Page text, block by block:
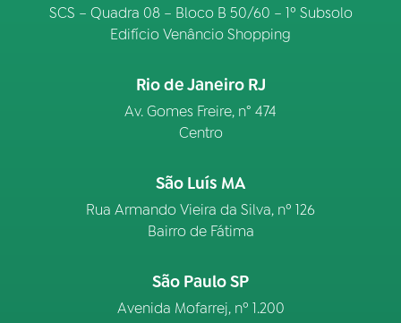
SCS – Quadra 08 – Bloco B 50/60 – 1º Subsolo
Edifício Venâncio Shopping
Rio de Janeiro RJ
Av. Gomes Freire, n° 474
Centro
São Luís MA
Rua Armando Vieira da Silva, nº 126
Bairro de Fátima
São Paulo SP
Avenida Mofarrej, nº 1.200